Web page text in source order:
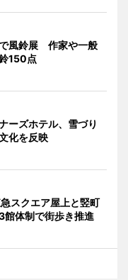
風鈴展 作家や一般
150点
ーズホテル、雪づり
化を反映
スクエア屋上と竪町
館体制で街歩き推進